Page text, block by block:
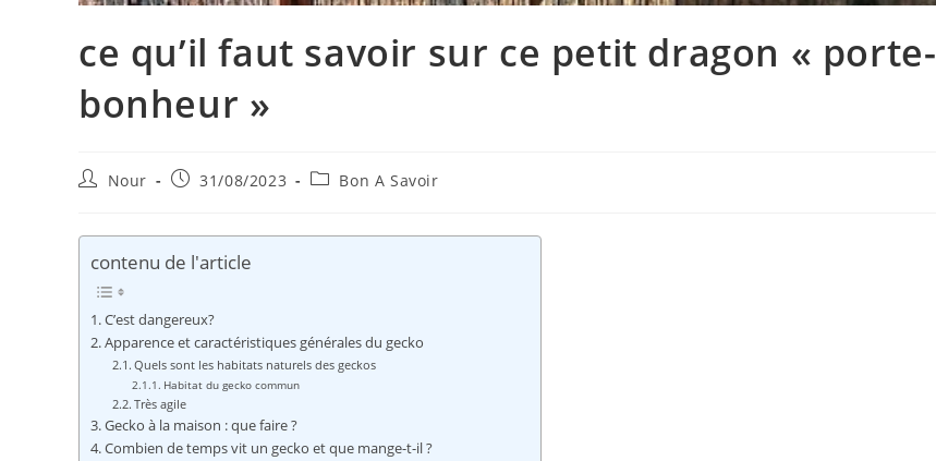
ce qu’il faut savoir sur ce petit dragon « porte-
bonheur »
Auteur/autrice
publication :
Nour
Publication
31/08/2023
PostBon A Savoir
contenu de l'article
C’est dangereux?
Apparence et caractéristiques générales du gecko
Quels sont les habitats naturels des geckos
Habitat du gecko commun
Très agile
Gecko à la maison : que faire ?
Combien de temps vit un gecko et que mange-t-il ?